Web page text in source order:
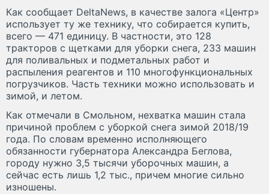
Как сообщает DeltaNews, в качестве залога «Центр»
использует ту же технику, что собирается купить,
всего — 471 единицу. В частности, это 128
тракторов с щетками для уборки снега, 233 машин
для поливальных и подметальных работ и
распыления реагентов и 110 многофункциональных
погрузчиков. Часть техники можно использовать и
зимой, и летом.
Как отмечали в Смольном, нехватка машин стала
причиной проблем с уборкой снега зимой 2018/19
года. По словам временно исполняющего
обязанности губернатора Александра Беглова,
городу нужно 3,5 тысячи уборочных машин, а
сейчас есть лишь 1,2 тыс., причем многие сильно
изношены.